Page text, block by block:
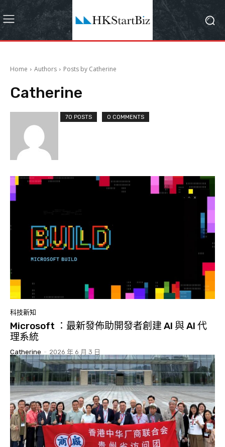
Home Authors Posts by Catherine
Catherine
70 POSTS 0 COMMENTS
科技新知
Microsoft ：最新發佈助開發者創建 AI 與 AI 代
理系統
Catherine - 2026 年 6 月 3 日